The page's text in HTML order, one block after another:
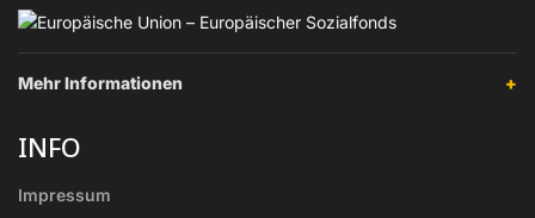
Mehr Informationen +
INFO
Impressum